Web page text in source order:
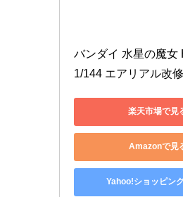
バンダイ 水星の魔女
1/144 エアリアル改
楽天市場で見
Amazonで見
Yahoo!ショッピン